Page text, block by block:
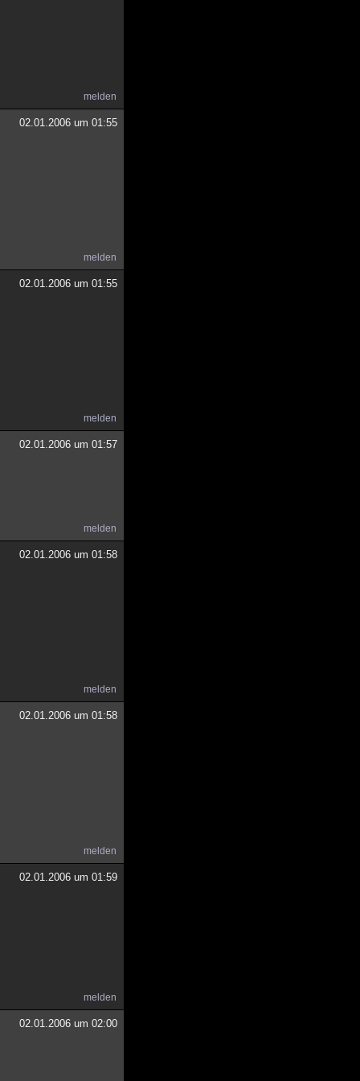
melden
02.01.2006 um 01:55
melden
02.01.2006 um 01:55
melden
02.01.2006 um 01:57
melden
02.01.2006 um 01:58
melden
02.01.2006 um 01:58
melden
02.01.2006 um 01:59
melden
02.01.2006 um 02:00